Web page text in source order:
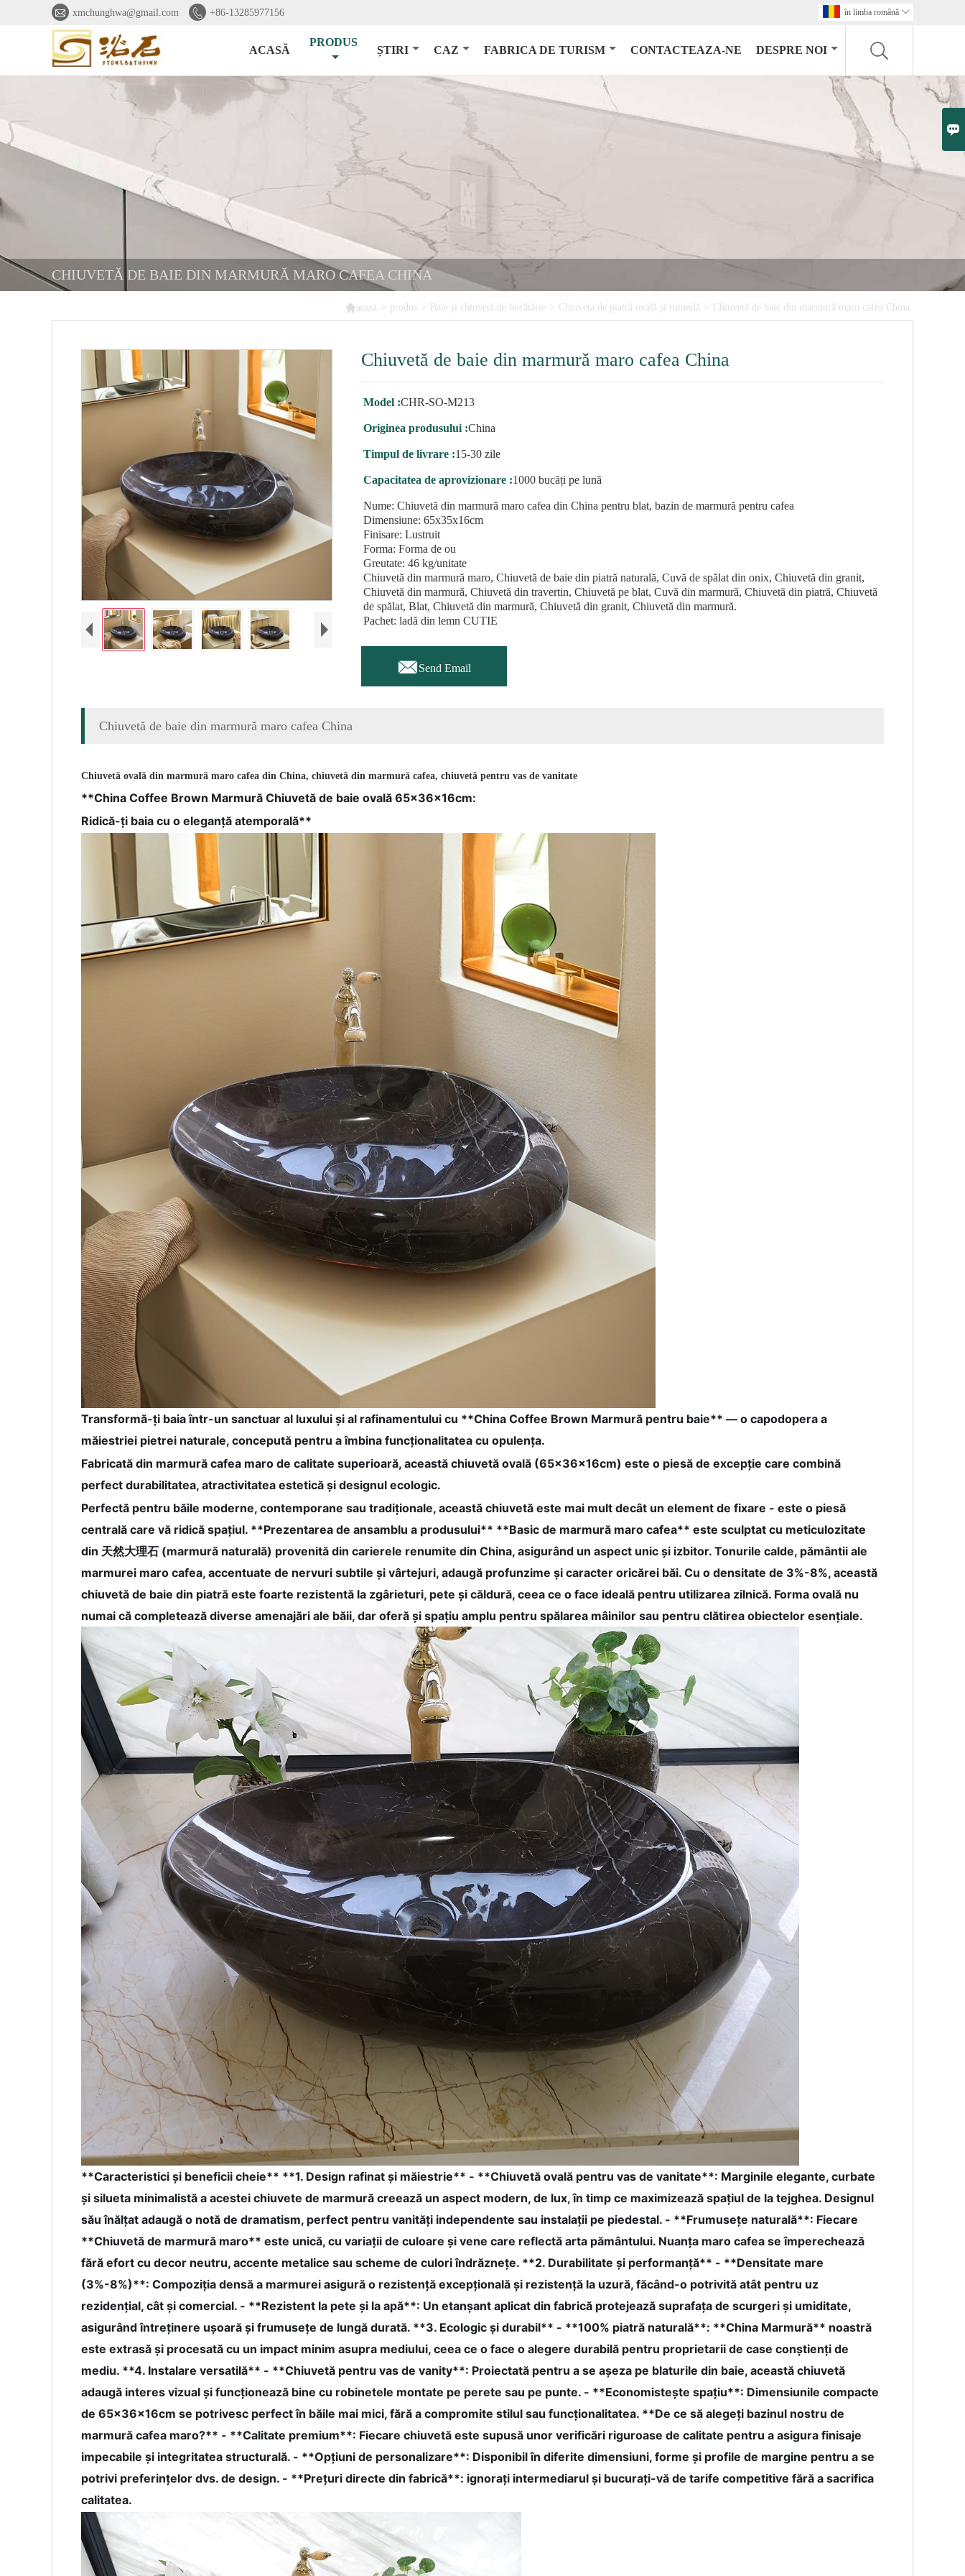

 xmchunghwa@gmail.com  +86-13285977156 în limba română 
ACASĂ
PRODUS
ȘTIRI CAZ FABRICA DE TURISM CONTACTEAZA-NE DESPRE NOI
CHIUVETĂ DE BAIE DIN MARMURĂ MARO CAFEA CHINA
acasă > produs > Baie și chiuvetă de bucătărie > Chiuveta de piatră ovală și rotundă > Chiuvetă de baie din marmură maro cafea China
Chiuvetă de baie din marmură maro cafea China
Model :CHR-SO-M213
Originea produsului :China
Timpul de livrare :15-30 zile
Capacitatea de aprovizionare :1000 bucăți pe lună
Nume: Chiuvetă din marmură maro cafea din China pentru blat, bazin de marmură pentru cafea
Dimensiune: 65x35x16cm
Finisare: Lustruit
Forma: Forma de ou
Greutate: 46 kg/unitate
Chiuvetă din marmură maro, Chiuvetă de baie din piatră naturală, Cuvă de spălat din onix, Chiuvetă din granit,
Chiuvetă din marmură, Chiuvetă din travertin, Chiuvetă pe blat, Cuvă din marmură, Chiuvetă din piatră, Chiuvetă
de spălat, Blat, Chiuvetă din marmură, Chiuvetă din granit, Chiuvetă din marmură.
Pachet: ladă din lemn CUTIE
Send Email
Chiuvetă de baie din marmură maro cafea China
Chiuvetă ovală din marmură maro cafea din China, chiuvetă din marmură cafea, chiuvetă pentru vas de vanitate
**China Coffee Brown Marmură Chiuvetă de baie ovală 65x36x16cm:
Ridică-ți baia cu o eleganță atemporală**
Transformă-ți baia într-un sanctuar al luxului și al rafinamentului cu **China Coffee Brown Marmură pentru baie** — o capodopera a
măiestriei pietrei naturale, concepută pentru a îmbina funcționalitatea cu opulența.
Fabricată din marmură cafea maro de calitate superioară, această chiuvetă ovală (65x36x16cm) este o piesă de excepție care combină
perfect durabilitatea, atractivitatea estetică și designul ecologic.
Perfectă pentru băile moderne, contemporane sau tradiționale, această chiuvetă este mai mult decât un element de fixare - este o piesă
centrală care vă ridică spațiul. **Prezentarea de ansamblu a produsului** **Basic de marmură maro cafea** este sculptat cu meticulozitate
din 天然大理石 (marmură naturală) provenită din carierele renumite din China, asigurând un aspect unic și izbitor. Tonurile calde, pământii ale
marmurei maro cafea, accentuate de nervuri subtile și vârtejuri, adaugă profunzime și caracter oricărei băi. Cu o densitate de 3%-8%, această
chiuvetă de baie din piatră este foarte rezistentă la zgârieturi, pete și căldură, ceea ce o face ideală pentru utilizarea zilnică. Forma ovală nu
numai că completează diverse amenajări ale băii, dar oferă și spațiu amplu pentru spălarea mâinilor sau pentru clătirea obiectelor esențiale.
**Caracteristici și beneficii cheie** **1. Design rafinat și măiestrie** - **Chiuvetă ovală pentru vas de vanitate**: Marginile elegante, curbate
și silueta minimalistă a acestei chiuvete de marmură creează un aspect modern, de lux, în timp ce maximizează spațiul de la tejghea. Designul
său înălțat adaugă o notă de dramatism, perfect pentru vanități independente sau instalații pe piedestal. - **Frumusețe naturală**: Fiecare
**Chiuvetă de marmură maro** este unică, cu variații de culoare și vene care reflectă arta pământului. Nuanța maro cafea se împerechează
fără efort cu decor neutru, accente metalice sau scheme de culori îndrăznețe. **2. Durabilitate și performanță** - **Densitate mare
(3%-8%)**: Compoziția densă a marmurei asigură o rezistență excepțională și rezistență la uzură, făcând-o potrivită atât pentru uz
rezidențial, cât și comercial. - **Rezistent la pete și la apă**: Un etanșant aplicat din fabrică protejează suprafața de scurgeri și umiditate,
asigurând întreținere ușoară și frumusețe de lungă durată. **3. Ecologic și durabil** - **100% piatră naturală**: **China Marmură** noastră
este extrasă și procesată cu un impact minim asupra mediului, ceea ce o face o alegere durabilă pentru proprietarii de case conștienți de
mediu. **4. Instalare versatilă** - **Chiuvetă pentru vas de vanity**: Proiectată pentru a se așeza pe blaturile din baie, această chiuvetă
adaugă interes vizual și funcționează bine cu robinetele montate pe perete sau pe punte. - **Economistește spațiu**: Dimensiunile compacte
de 65x36x16cm se potrivesc perfect în băile mai mici, fără a compromite stilul sau funcționalitatea. **De ce să alegeți bazinul nostru de
marmură cafea maro?** - **Calitate premium**: Fiecare chiuvetă este supusă unor verificări riguroase de calitate pentru a asigura finisaje
impecabile și integritatea structurală. - **Opțiuni de personalizare**: Disponibil în diferite dimensiuni, forme și profile de margine pentru a se
potrivi preferințelor dvs. de design. - **Prețuri directe din fabrică**: ignorați intermediarul și bucurați-vă de tarife competitive fără a sacrifica
calitatea.